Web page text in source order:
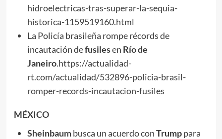
hidroelectricas-tras-superar-la-sequia-
historica-1159519160.html
La Policía brasileña rompe récords de
incautación defusilesen Río de
Janeiro.https://actualidad-
rt.com/actualidad/532896-policia-brasil-
romper-records-incautacion-fusiles
MÉXICO
Sheinbaumbusca un acuerdo conTrumppara